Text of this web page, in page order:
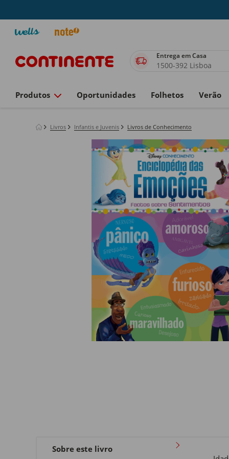
Entrega em Casa
1500-392 Lisboa
Produtos Oportunidades Folhetos Verão
Livros Infantis e Juvenis Livros de Conhecimento
Sobre este livro